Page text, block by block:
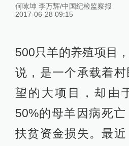
何咏坤 李万辉/中国纪检监察报
2017-06-28 09:15
500只羊的养殖项目
说，是一个承载着
望的大项目，却由
50%的母羊因病死
扶贫资金损失。最